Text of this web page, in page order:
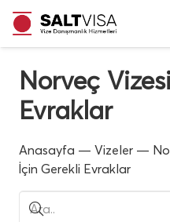
Norveç
Evraklar
Anasayfa — Vizeler —
İçin Gerekli Evraklar